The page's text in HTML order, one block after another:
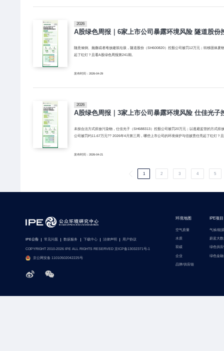
2026
A股绿色周报｜6家上市公司暴露环境风险 隧道股份
随意倾倒、抛撒或者堆放建筑垃圾，隧道股份（SH600820）控股公司被罚12万元；转移固体
起了红灯？且看A股绿色周报第241期。
发布时间：2026-04-29
2026
A股绿色周报｜3家上市公司暴露环境风险 仕佳光子
未按合法方式排放污染物，仕佳光子（SH688313）控股公司被罚20万元；以逃避监管的方式
公司被罚约11.67万元?? 2026年4月第三周，哪些上市公司的环境保护与信披责任亮起了红灯？
发布时间：2026-04-21
1 2 3 4 5
IPE公告 常见问题 数据服务 下载中心 法律声明 用户协议
COPYRIGHT 2010-2026 IPE ALL RIGHTS RESERVED 京ICP备13032371号-1
京公网安备 11010502042225号
环境地图
空气质量
水质
双碳
企业
品牌/供应链
IPE项目
气候/能源
蔚蓝大数
绿色供应
绿色金融